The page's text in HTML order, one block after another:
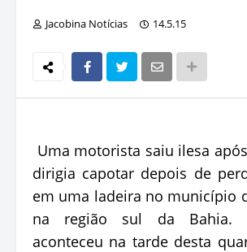
Jacobina Notícias 14.5.15
Uma motorista saiu ilesa
dirigia capotar depois de
em uma ladeira no município
na região sul da Bahia.
aconteceu na tarde desta